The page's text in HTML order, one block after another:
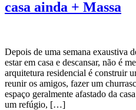
casa ainda + Massa
Depois de uma semana exaustiva
estar em casa e descansar, não é
arquitetura residencial é construir
reunir os amigos, fazer um
espaço geralmente afastado da
um refúgio, […]